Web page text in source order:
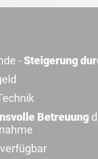
-Steigerung
Betreuung